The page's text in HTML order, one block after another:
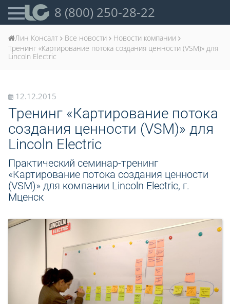
8 (800) 250-28-22
Лин Консалт Все новости
Новости компании
Тренинг «Картирование потока создания ценности (VSM)» для
Lincoln Electric
12.12.2015
Тренинг «Картирование потока
создания ценности (VSM)» для
Lincoln Electric
Практический семинар-тренинг
«Картирование потока создания ценности
(VSM)» для компании Lincoln Electric, г.
Мценск